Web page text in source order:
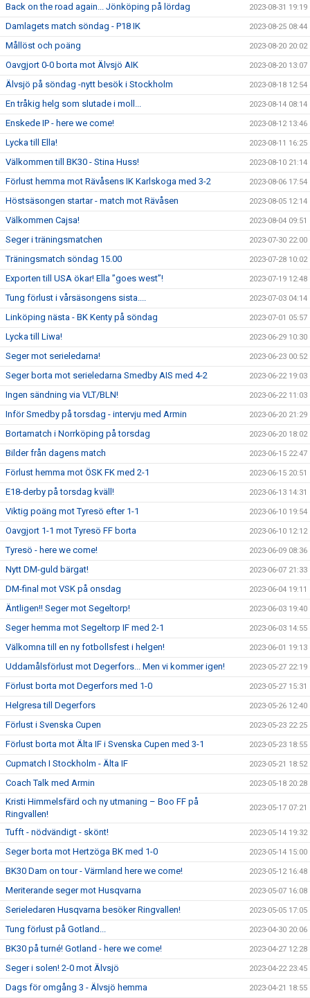
Back on the road again... Jönköping på lördag 2023-08-31 19:19
Damlagets match söndag - P18 IK 2023-08-25 08:44
Mållöst och poäng 2023-08-20 20:02
Oavgjort 0-0 borta mot Älvsjö AIK 2023-08-20 13:07
Älvsjö på söndag -nytt besök i Stockholm 2023-08-18 12:54
En tråkig helg som slutade i moll... 2023-08-14 08:14
Enskede IP - here we come! 2023-08-12 13:46
Lycka till Ella! 2023-08-11 16:25
Välkommen till BK30 - Stina Huss! 2023-08-10 21:14
Förlust hemma mot Rävåsens IK Karlskoga med 3-2 2023-08-06 17:54
Höstsäsongen startar - match mot Rävåsen 2023-08-05 12:14
Välkommen Cajsa! 2023-08-04 09:51
Seger i träningsmatchen 2023-07-30 22:00
Träningsmatch söndag 15.00 2023-07-28 10:02
Exporten till USA ökar! Ella ”goes west”! 2023-07-19 12:48
Tung förlust i vårsäsongens sista.... 2023-07-03 04:14
Linköping nästa - BK Kenty på söndag 2023-07-01 05:57
Lycka till Liwa! 2023-06-29 10:30
Seger mot serieledarna! 2023-06-23 00:52
Seger borta mot serieledarna Smedby AIS med 4-2 2023-06-22 19:03
Ingen sändning via VLT/BLN! 2023-06-22 11:03
Inför Smedby på torsdag - intervju med Armin 2023-06-20 21:29
Bortamatch i Norrköping på torsdag 2023-06-20 18:02
Bilder från dagens match 2023-06-15 22:47
Förlust hemma mot ÖSK FK med 2-1 2023-06-15 20:51
E18-derby på torsdag kväll! 2023-06-13 14:31
Viktig poäng mot Tyresö efter 1-1 2023-06-10 19:54
Oavgjort 1-1 mot Tyresö FF borta 2023-06-10 12:12
Tyresö - here we come! 2023-06-09 08:36
Nytt DM-guld bärgat! 2023-06-07 21:33
DM-final mot VSK på onsdag 2023-06-04 19:11
Äntligen!! Seger mot Segeltorp! 2023-06-03 19:40
Seger hemma mot Segeltorp IF med 2-1 2023-06-03 14:55
Välkomna till en ny fotbollsfest i helgen! 2023-06-01 19:13
Uddamålsförlust mot Degerfors... Men vi kommer igen! 2023-05-27 22:19
Förlust borta mot Degerfors med 1-0 2023-05-27 15:31
Helgresa till Degerfors 2023-05-26 12:40
Förlust i Svenska Cupen 2023-05-23 22:25
Förlust borta mot Älta IF i Svenska Cupen med 3-1 2023-05-23 18:55
Cupmatch I Stockholm - Älta IF 2023-05-21 18:52
Coach Talk med Armin 2023-05-18 20:28
Kristi Himmelsfärd och ny utmaning – Boo FF på
Ringvallen!
2023-05-17 07:21
Tufft - nödvändigt - skönt! 2023-05-14 19:32
Seger borta mot Hertzöga BK med 1-0 2023-05-14 15:00
BK30 Dam on tour - Värmland here we come! 2023-05-12 16:48
Meriterande seger mot Husqvarna 2023-05-07 16:08
Serieledaren Husqvarna besöker Ringvallen! 2023-05-05 17:05
Tung förlust på Gotland... 2023-04-30 20:06
BK30 på turné! Gotland - here we come! 2023-04-27 12:28
Seger i solen! 2-0 mot Älvsjö 2023-04-22 23:45
Dags för omgång 3 - Älvsjö hemma 2023-04-21 18:55